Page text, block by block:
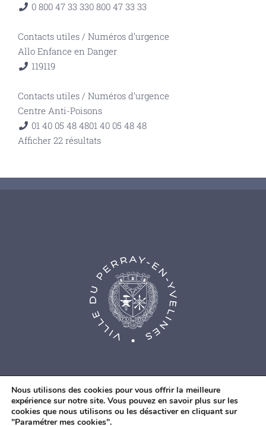
0 800 47 33 330 800 47 33 33
Contacts utiles / Numéros d’urgence
Allo Enfance en Danger
119119
Contacts utiles / Numéros d’urgence
Centre Anti-Poisons
01 40 05 48 4801 40 05 48 48
Afficher 22 résultats
© Agence Web Fidesio|Mentions légales|Politique de
Nous utilisons des cookies pour vous offrir la meilleure
expérience sur notre site. Vous pouvez en savoir plus sur les
cookies que nous utilisons ou les désactiver en cliquant sur
"Paramétrer mes cookies".